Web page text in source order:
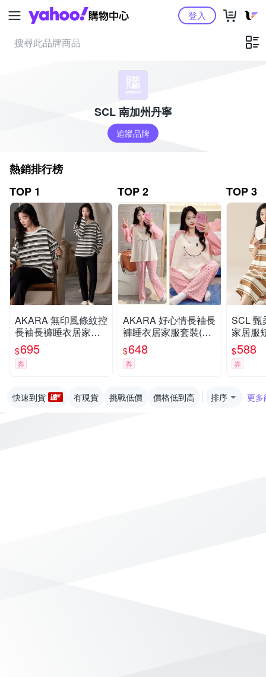
Yahoo購物中心登入
SCL 南加州丹寧
追蹤品牌
熱銷排行榜
TOP 1
AKARA 無印風條紋控
長袖長褲睡衣居家服
上衣(居家清爽搭配/舒
適親膚布料/增加柔順
舒眠)
$695
券
TOP 2
AKARA 好心情長袖長
褲睡衣居家服套裝(固
定胸襯/舒適親膚布料/
增加柔順舒眠)
$648
券
TOP 3
SCL 甄
家居服
8990
$588
券
快速到貨 有現貨 挑戰低價 價格低到高 排序 更多